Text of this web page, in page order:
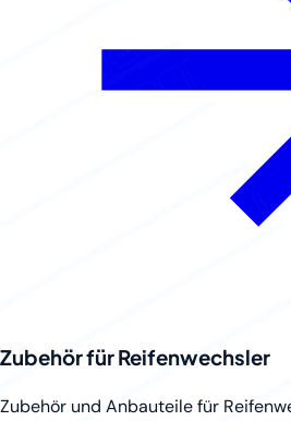
Zubehör für Reifenwechsler
Zubehör und Anbauteile für